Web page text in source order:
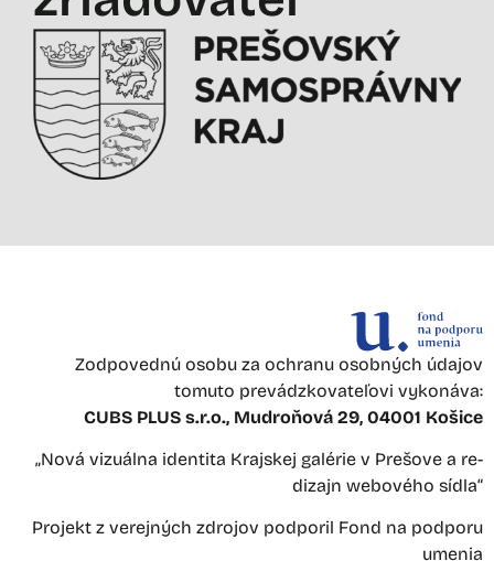
Zodpovednú osobu za ochranu osobných údajov
tomuto prevádzkovateľovi vykonáva:
CUBS PLUS s.r.o., Mudroňová 29, 04001 Košice
„Nová vizuálna identita Krajskej galérie v Prešove a re-
dizajn webového sídla“
Projekt z verejných zdrojov podporil Fond na podporu
umenia